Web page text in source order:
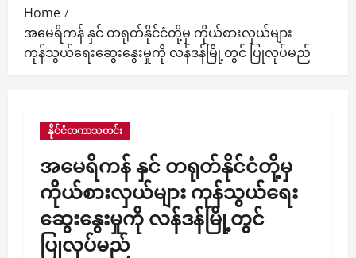
Home
အမေရိကန် နှင် တရုတ်နိုင်ငံတို့မှ ကိုယ်စားလှယ်များ
ကုန်သွယ်ရေးဆွေးနွေးမှုကို လန်ဒန်မြို့တွင် ပြုလုပ်မည်
နိုင်ငံတကာသတင်း
အမေရိကန် နှင် တရုတ်နိုင်ငံတို့မှ
ကိုယ်စားလှယ်များ ကုန်သွယ်ရေး
ဆွေးနွေးမှုကို လန်ဒန်မြို့တွင်
ပြုလုပ်မည်